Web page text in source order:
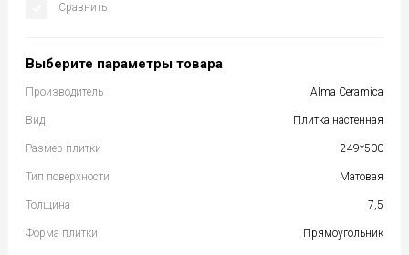
Сравнить
Выберите параметры товара
Производитель Alma Ceramica
Вид Плитка настенная
Размер плитки 249*500
Тип поверхности Матовая
Толщина 7,5
Форма плитки Прямоугольник